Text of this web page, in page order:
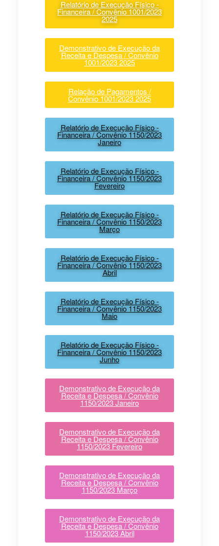
Relatório de Execução Físico -
Financeira / Convênio 1001/2023
2025
Demonstrativo de Execução da
Receita e Despesa / Convênio
1001/2023 2025
Relação de Pagamentos /
Convênio 1001/2023 2025
Relatório de Execução Físico -
Financeira / Convênio 1150/2023
Janeiro
Relatório de Execução Físico -
Financeira / Convênio 1150/2023
Fevereiro
Relatório de Execução Físico -
Financeira / Convênio 1150/2023
Março
Relatório de Execução Físico -
Financeira / Convênio 1150/2023
Abril
Relatório de Execução Físico -
Financeira / Convênio 1150/2023
Maio
Relatório de Execução Físico -
Financeira / Convênio 1150/2023
Junho
Demonstrativo de Execução da
Receita e Despesa / Convênio
1150/2023 Janeiro
Demonstrativo de Execução da
Receita e Despesa / Convênio
1150/2023 Fevereiro
Demonstrativo de Execução da
Receita e Despesa / Convênio
1150/2023 Março
Demonstrativo de Execução da
Receita e Despesa / Convênio
1150/2023 Abril